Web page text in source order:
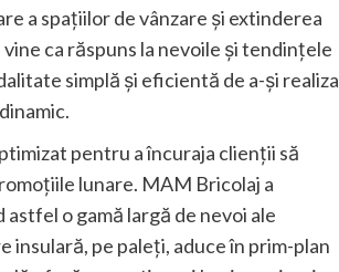
a spațiilor de vânzare și extinderea
ca răspuns la nevoile și tendințele
simplă și eficientă de a-și realiza
pentru a încuraja clienții să
lunare. MAM Bricolaj a
o gamă largă de nevoi ale
pe paleți, aduce în prim-plan